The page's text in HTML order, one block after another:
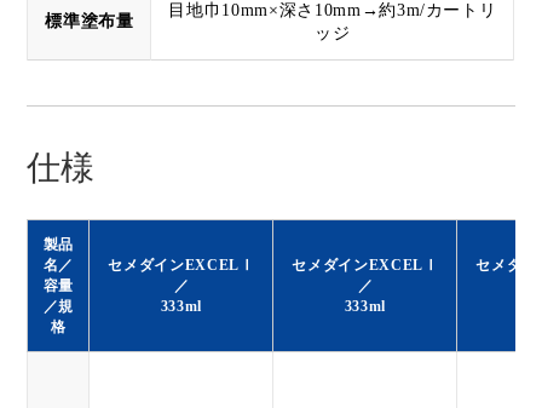
標準塗布量
目地巾10mm×深さ10mm→約3m/カートリ
ッジ
仕様
製品
名／
容量
／規
格
セメダインEXCELⅠ
／
333ml
セメダインEXCELⅠ
／
333ml
セメダ